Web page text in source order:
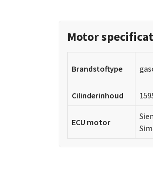
Motor
Brandstoftype
Cilinderinhoud
ECU motor